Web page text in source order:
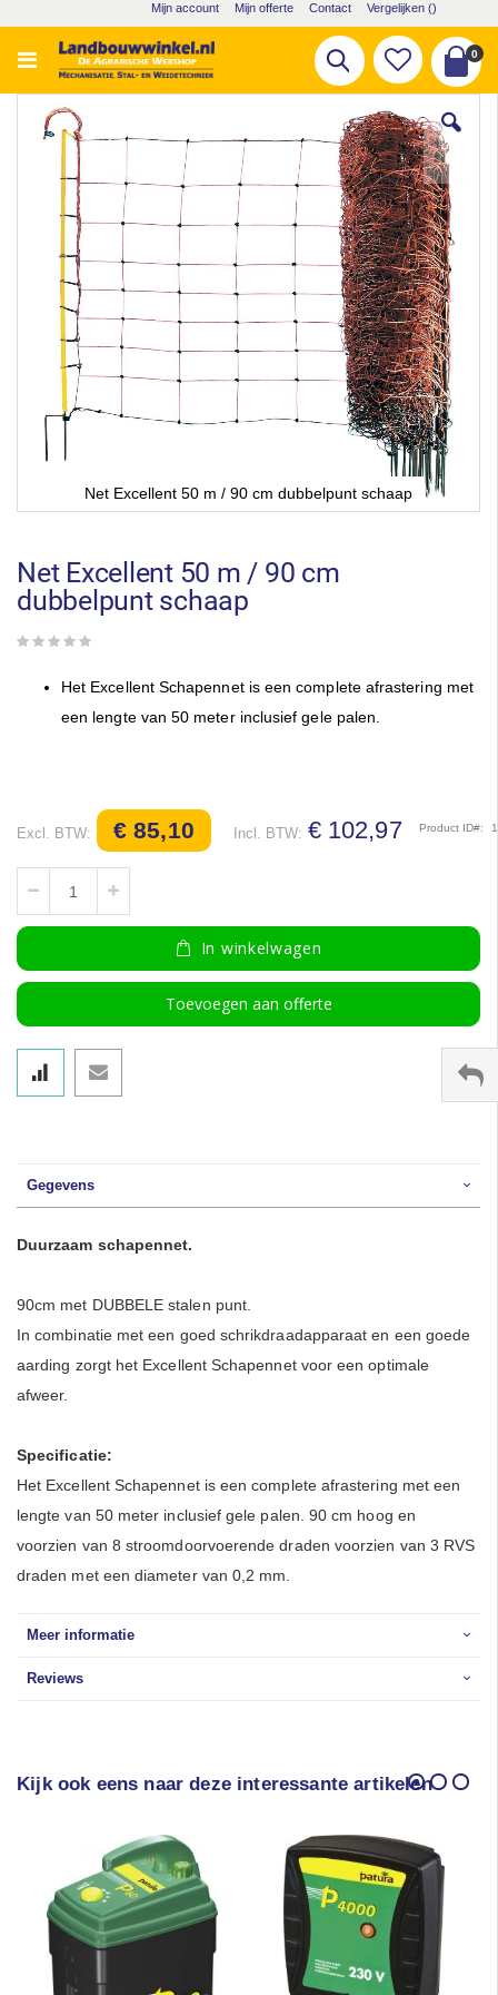
naar
de
inhoud
Mijn account Mijn offerte Contact Vergelijken ()
Cart
0
Zoek
afbeeldingen-
Net Excellent 50 m / 90 cm dubbelpunt schaap
het
begin
van
afbeeldingen-
Net Excellent 50 m / 90 cm
dubbelpunt schaap
Het Excellent Schapennet is een complete afrastering met
een lengte van 50 meter inclusief gele palen.
€ 85,10 € 102,97 Product ID
In winkelwagen
Toevoegen aan offerte
Gegevens
Duurzaam schapennet.
90cm met DUBBELE stalen punt.
In combinatie met een goed schrikdraadapparaat en een goede
aarding zorgt het Excellent Schapennet voor een optimale
afweer.
Specificatie:
Het Excellent Schapennet is een complete afrastering met een
lengte van 50 meter inclusief gele palen. 90 cm hoog en
voorzien van 8 stroomdoorvoerende draden voorzien van 3 RVS
draden met een diameter van 0,2 mm.
Meer informatie
Reviews
Kijk ook eens naar deze interessante artikelen